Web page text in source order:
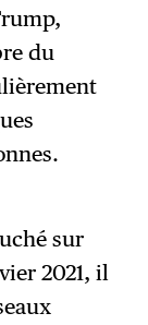
du
sur
2021, il